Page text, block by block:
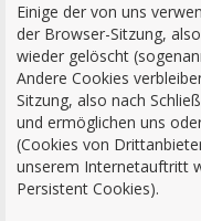
Einige der von uns
der Browser-Sitzung,
wieder gelöscht
Andere Cookies
Sitzung, also nach
und ermöglichen uns
(Cookies von
unserem Internetauftritt
Persistent Cookies).